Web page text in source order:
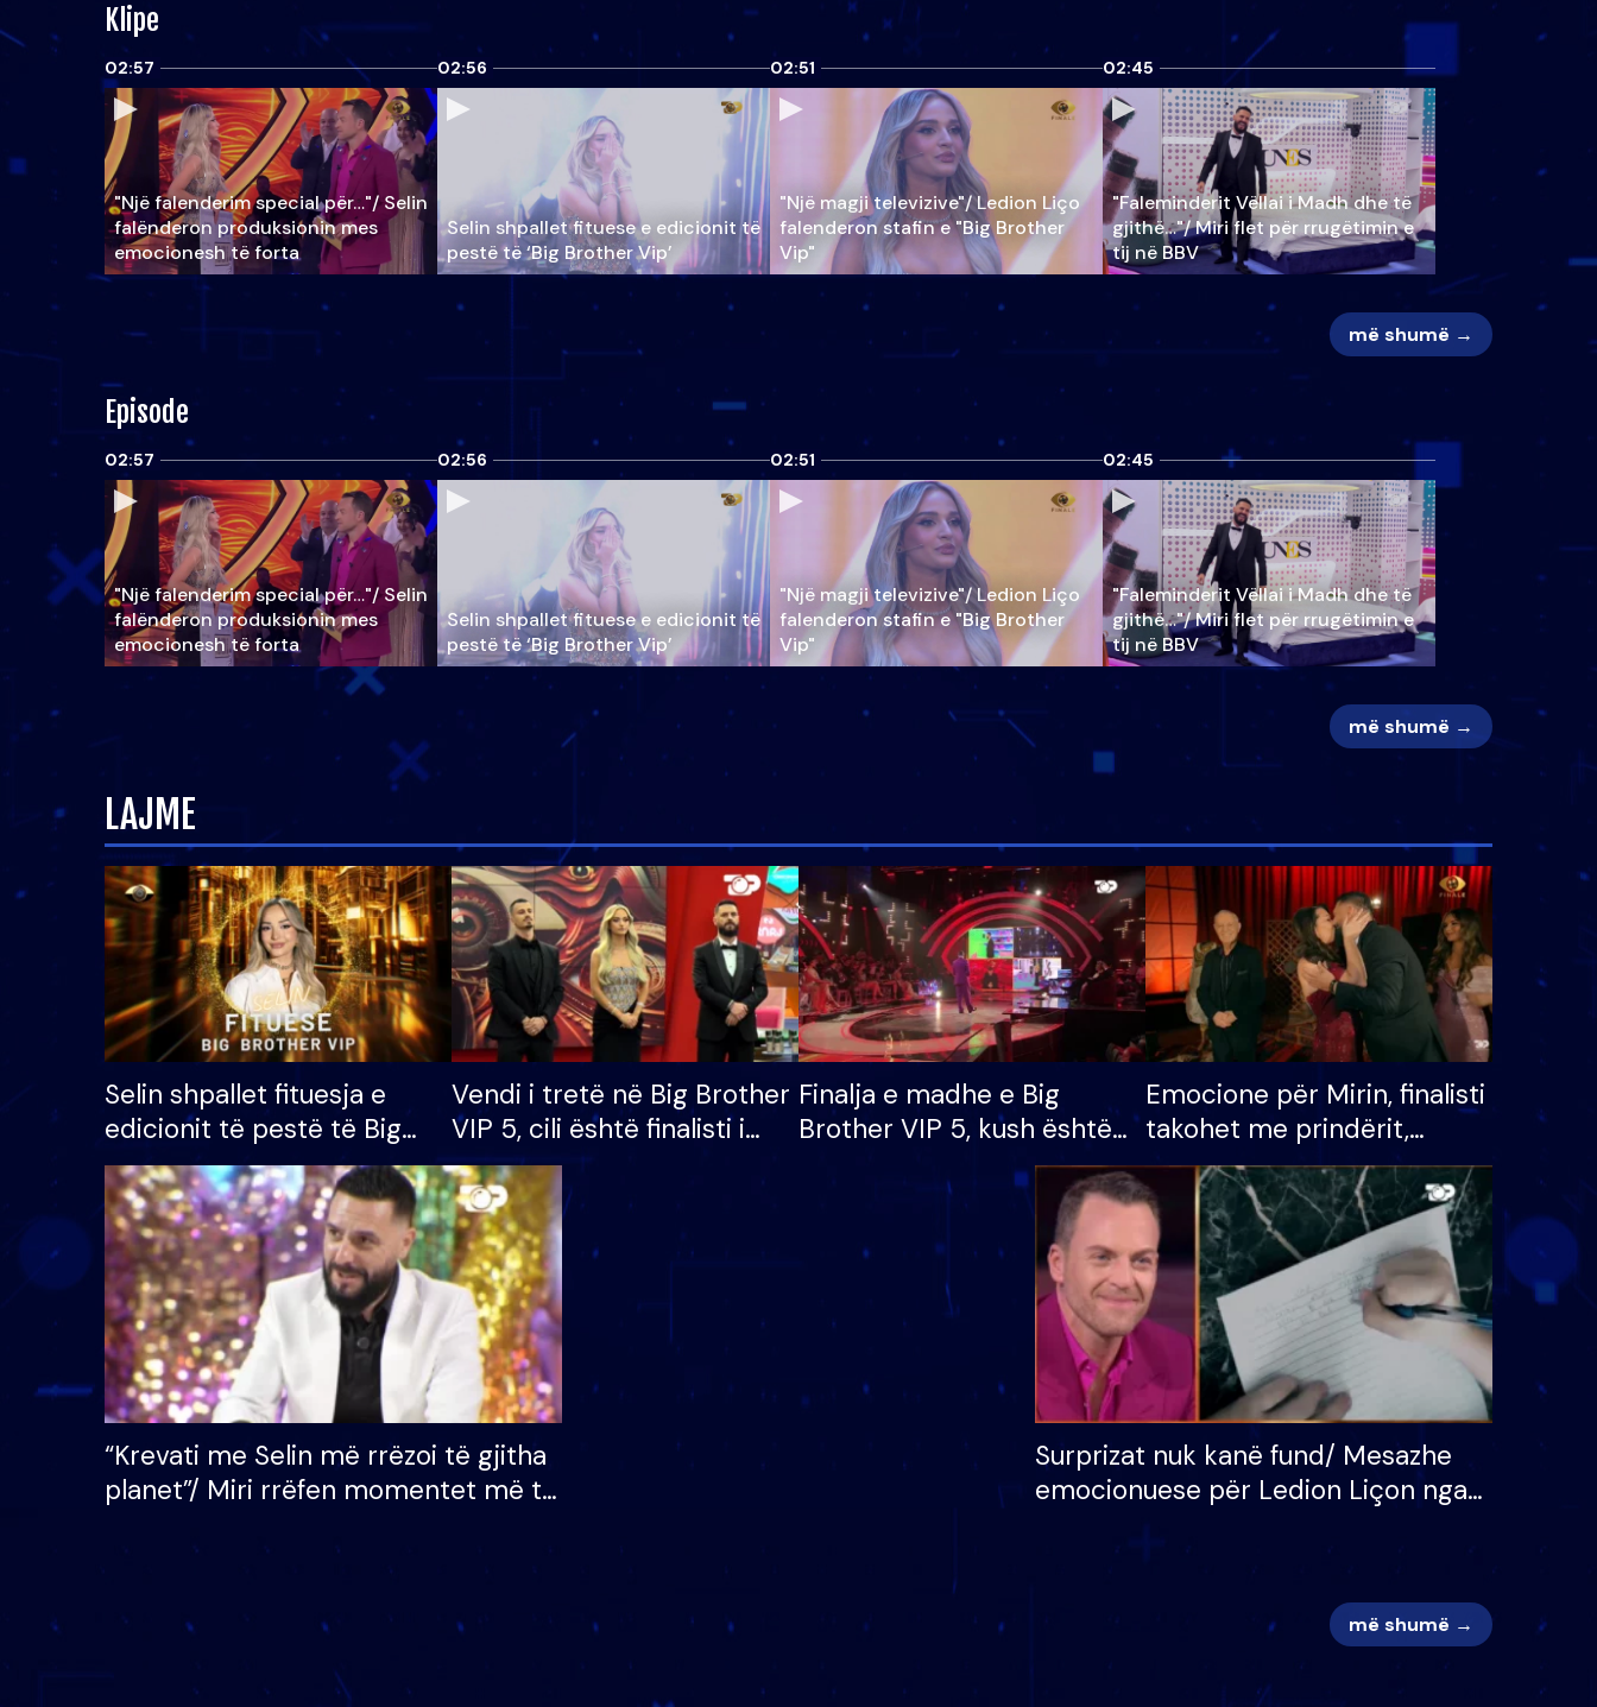
Klipe
02:57
"Një falenderim special për…"/ Selin
falënderon produksionin mes
emocionesh të forta
02:56
Selin shpallet fituese e edicionit të
pestë të ‘Big Brother Vip’
02:51
"Një magji televizive"/ Ledion Liço
falenderon stafin e "Big Brother
Vip"
02:45
"Faleminderit Vëllai i Madh dhe të
gjithë…"/ Miri flet për rrugëtimin e
tij në BBV
më shumë →
Episode
02:57
"Një falenderim special për…"/ Selin
falënderon produksionin mes
emocionesh të forta
02:56
Selin shpallet fituese e edicionit të
pestë të ‘Big Brother Vip’
02:51
"Një magji televizive"/ Ledion Liço
falenderon stafin e "Big Brother
Vip"
02:45
"Faleminderit Vëllai i Madh dhe të
gjithë…"/ Miri flet për rrugëtimin e
tij në BBV
më shumë →
LAJME
Selin shpallet fituesja e
edicionit të pestë të Big
Brother VIP, rrëmben
çmimin e madh prej 100
mijë eurosh
Vendi i tretë në Big Brother
VIP 5, cili është finalisti i
radhës që lë shtëpinë
Finalja e madhe e Big
Brother VIP 5, kush është
banori i parë që lë shtëpinë
dhe humb mundësinë për
të fituar çmimin e madh
Emocione për Mirin, finalisti
takohet me prindërit,
vajzën dhe bashkëshorten:
S’kemi ndonjë letër divorci
apo jo?
“Krevati me Selin më rrëzoi të gjitha
planet”/ Miri rrëfen momentet më të
mungojë zilja e mëngjesit kur…
Surprizat nuk kanë fund/ Mesazhe
emocionuese për Ledion Liçon nga
më shumë →